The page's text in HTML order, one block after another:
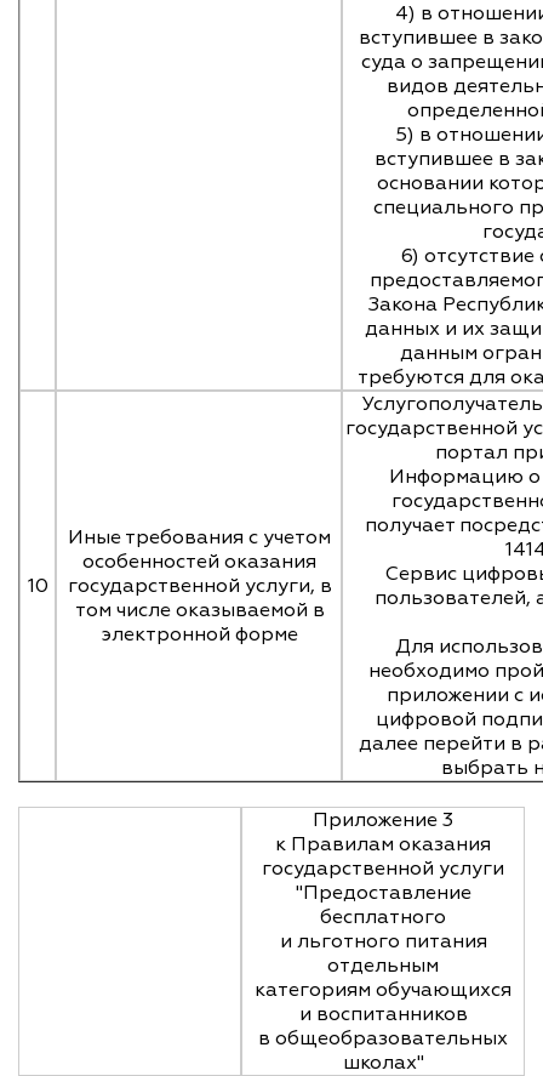
4) в
вступившее в
суда о
видов
5) в
вступившее в
основании
специального
6) отсутствие
Закона
данных и их
данным
требуются для
10
Иные требования с учетом
особенностей оказания
государственной услуги, в
том числе оказываемой в
электронной форме
государственной
портал
Информацию о
получает
Сервис
Для
необходимо
приложении с
цифровой
далее перейти в
выбрать
Приложение 3
к Правилам оказания
государственной услуги
"Предоставление
бесплатного
и льготного питания
отдельным
категориям обучающихся
и воспитанников
в общеобразовательных
школах"